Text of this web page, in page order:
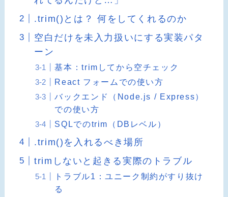
.trim()とは？ 何をしてくれるのか
空白だけを未入力扱いにする実装パタ
ーン
基本：trimしてから空チェック
React フォームでの使い方
バックエンド（Node.js / Express）
での使い方
SQLでのtrim（DBレベル）
.trim()を入れるべき場所
trimしないと起きる実際のトラブル
トラブル1：ユニーク制約がすり抜け
る